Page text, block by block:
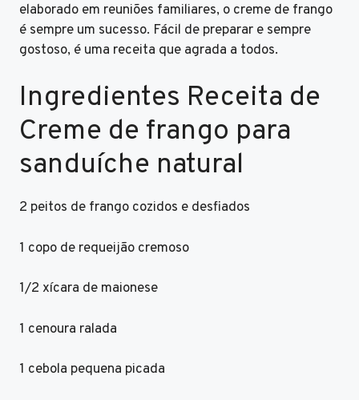
elaborado em reuniões familiares, o creme de frango
é sempre um sucesso. Fácil de preparar e sempre
gostoso, é uma receita que agrada a todos.
Ingredientes Receita de
Creme de frango para
sanduíche natural
2 peitos de frango cozidos e desfiados
1 copo de requeijão cremoso
1/2 xícara de maionese
1 cenoura ralada
1 cebola pequena picada